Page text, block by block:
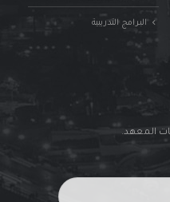
البرامج التدريبية
المعهد.